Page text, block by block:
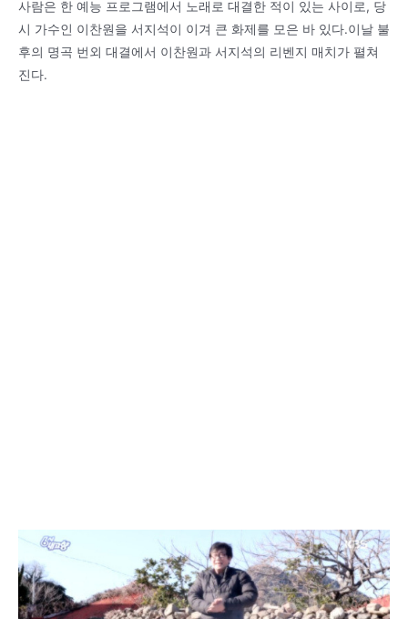
사람은 한 예능 프로그램에서 노래로 대결한 적이 있는 사이로, 당
시 가수인 이찬원을 서지석이 이겨 큰 화제를 모은 바 있다.이날 불
후의 명곡 번외 대결에서 이찬원과 서지석의 리벤지 매치가 펼쳐
진다.